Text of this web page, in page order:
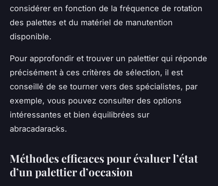
considérer en fonction de la fréquence de rotation
des palettes et du matériel de manutention
disponible.
Pour approfondir et trouver un palettier qui réponde
précisément à ces critères de sélection, il est
conseillé de se tourner vers des spécialistes, par
exemple, vous pouvez consulter des options
intéressantes et bien équilibrées sur
abracadaracks.
Méthodes efficaces pour évaluer l’état
d’un palettier d’occasion